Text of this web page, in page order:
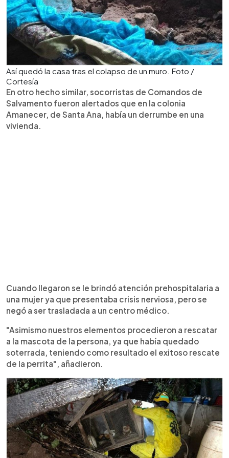
Así quedó la casa tras el colapso de un muro. Foto /
Cortesía
En otro hecho similar, socorristas de Comandos de
Salvamento fueron alertados que en la colonia
Amanecer, de Santa Ana, había un derrumbe en una
vivienda.
Cuando llegaron se le brindó atención prehospitalaria a
una mujer ya que presentaba crisis nerviosa, pero se
negó a ser trasladada a un centro médico.
"Asimismo nuestros elementos procedieron a rescatar
a la mascota de la persona, ya que había quedado
soterrada, teniendo como resultado el exitoso rescate
de la perrita", añadieron.